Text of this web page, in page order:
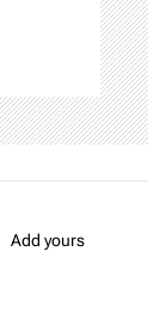
Add yours